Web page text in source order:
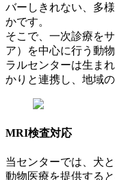
バーしきれない、多
かです。
そこで、一次診療を
ア）を中心に行う動
ラルセンターは生ま
かりと連携し、地域
MRI検査対応
当センターでは、犬
動物医療を提供する